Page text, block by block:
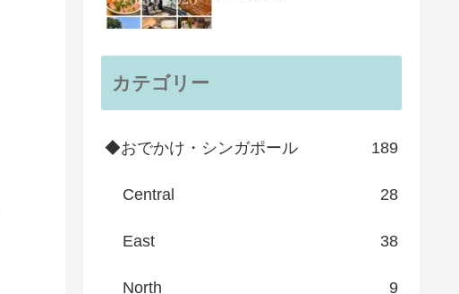
カテゴリー
◆おでかけ・シンガポール 189
Central 28
East 38
North 9